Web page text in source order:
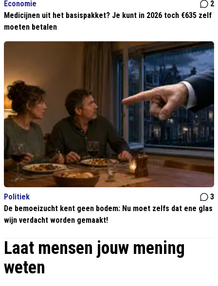
Economie
2
Medicijnen uit het basispakket? Je kunt in 2026 toch €635 zelf
moeten betalen
Politiek
3
De bemoeizucht kent geen bodem: Nu moet zelfs dat ene glas
wijn verdacht worden gemaakt!
Laat mensen jouw mening
weten